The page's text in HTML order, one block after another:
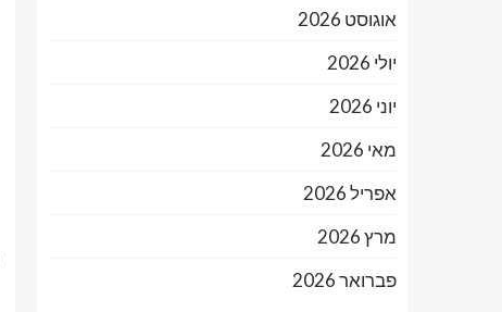
אוגוסט 2026
יולי 2026
יוני 2026
מאי 2026
אפריל 2026
מרץ 2026
פברואר 2026